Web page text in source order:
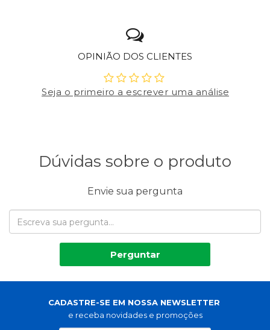
OPINIÃO DOS CLIENTES
Seja o primeiro a escrever uma análise
Dúvidas sobre o produto
Envie sua pergunta
Perguntar
CADASTRE-SE EM NOSSA NEWSLETTER
e receba novidades e promoções